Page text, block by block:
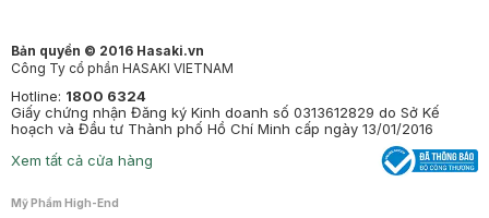
Bản quyền © 2016 Hasaki.vn
Công Ty cổ phần HASAKI VIETNAM
Hotline: 1800 6324
Giấy chứng nhận Đăng ký Kinh doanh số 0313612829 do Sở Kế
hoạch và Đầu tư Thành phố Hồ Chí Minh cấp ngày 13/01/2016
Xem tất cả cửa hàng
Mỹ Phẩm High-End